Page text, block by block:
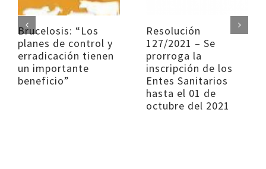
Brucelosis: “Los
planes de control y
erradicación tienen
un importante
beneficio”
Resolución
127/2021 – Se
prorroga la
inscripción de los
Entes Sanitarios
hasta el 01 de
octubre del 2021